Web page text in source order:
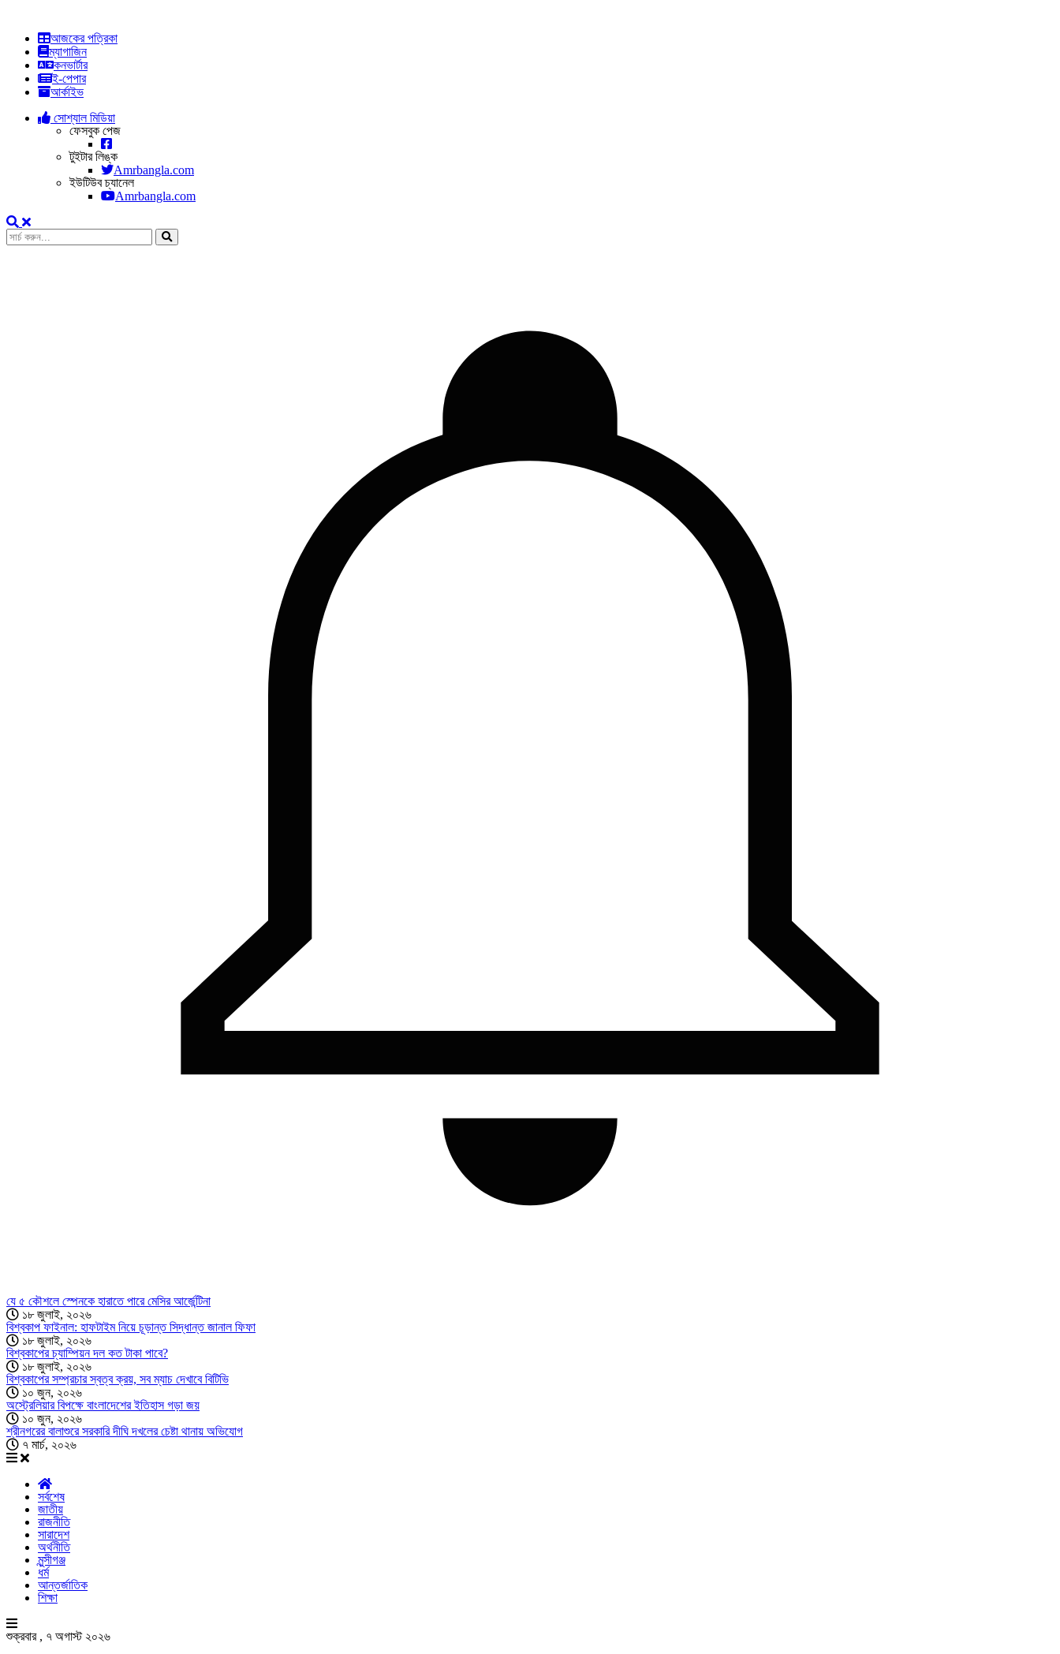
আজকের পত্রিকা
ম্যাগাজিন
কনভার্টার
ই-পেপার
আর্কাইভ
সোশ্যাল মিডিয়া
ফেসবুক পেজ
টুইটার লিঙ্ক
Amrbangla.com
ইউটিউব চ্যানেল
Amrbangla.com
যে ৫ কৌশলে স্পেনকে হারাতে পারে মেসির আর্জেন্টিনা
১৮ জুলাই, ২০২৬
বিশ্বকাপ ফাইনাল: হাফটাইম নিয়ে চূড়ান্ত সিদ্ধান্ত জানাল ফিফা
১৮ জুলাই, ২০২৬
বিশ্বকাপের চ্যাম্পিয়ন দল কত টাকা পাবে?
১৮ জুলাই, ২০২৬
বিশ্বকাপের সম্প্রচার স্বত্ব ক্রয়, সব ম্যাচ দেখাবে বিটিভি
১০ জুন, ২০২৬
অস্ট্রেলিয়ার বিপক্ষে বাংলাদেশের ইতিহাস গড়া জয়
১০ জুন, ২০২৬
শ্রীনগরের বালাশুরে সরকারি দীঘি দখলের চেষ্টা থানায় অভিযোগ
৭ মার্চ, ২০২৬
সর্বশেষ
জাতীয়
রাজনীতি
সারাদেশ
অর্থনীতি
মুন্সীগঞ্জ
ধর্ম
আন্তর্জাতিক
শিক্ষা
শুক্রবার , ৭ অগাস্ট ২০২৬